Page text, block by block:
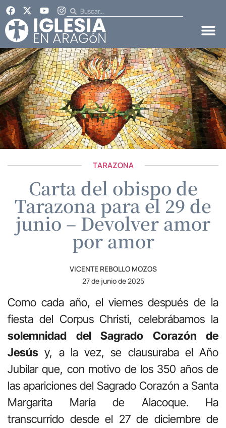
TARAZONA
Carta del obispo de
Tarazona para el 29 de
junio – Devolver amor
por amor
VICENTE REBOLLO MOZOS
27 de junio de 2025
Como cada año, el viernes después de la
fiesta del Corpus Christi, celebrábamos la
solemnidad del Sagrado Corazón de
Jesús y, a la vez, se clausuraba el Año
Jubilar que, con motivo de los 350 años de
las apariciones del Sagrado Corazón a Santa
Margarita María de Alacoque. Ha
transcurrido desde el 27 de diciembre de